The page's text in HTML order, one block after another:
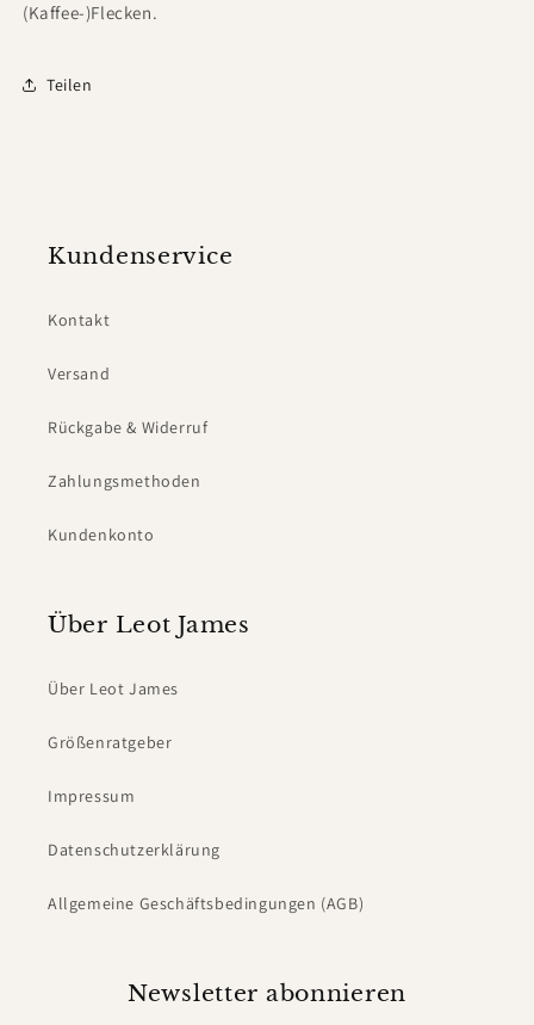
(Kaffee-)Flecken.
Teilen
Kundenservice
Kontakt
Versand
Rückgabe & Widerruf
Zahlungsmethoden
Kundenkonto
Über Leot James
Über Leot James
Größenratgeber
Impressum
Datenschutzerklärung
Allgemeine Geschäftsbedingungen (AGB)
Newsletter abonnieren